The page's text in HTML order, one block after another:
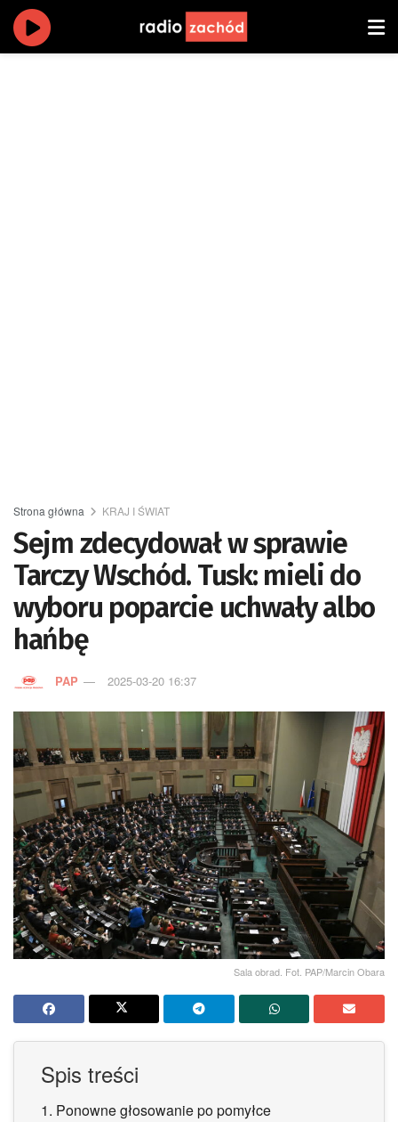
Strona główna KRAJ I ŚWIAT
Sejm zdecydował w sprawie
Tarczy Wschód. Tusk: mieli do
wyboru poparcie uchwały albo
hańbę
PAP 2025-03-20 16:37
Sala obrad. Fot. PAP/Marcin Obara
Spis treści
1. Ponowne głosowanie po pomyłce